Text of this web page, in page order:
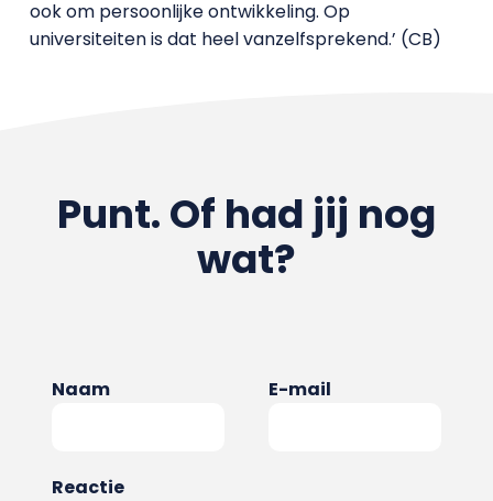
ook om persoonlijke ontwikkeling. Op
universiteiten is dat heel vanzelfsprekend.’ (CB)
Punt. Of had jij nog
wat?
Naam E-mail
Reactie